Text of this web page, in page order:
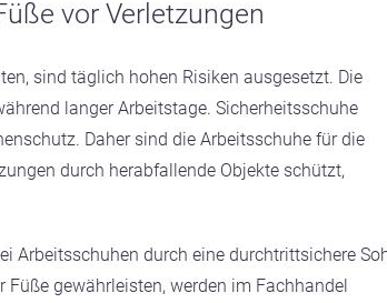
vor Verletzungen
sind täglich hohen Risiken ausgesetzt. Die
langer Arbeitstage. Sicherheitsschuhe
Daher sind die Arbeitsschuhe für die
durch herabfallende Objekte schützt,
Arbeitsschuhen durch eine durchtrittsichere
gewährleisten, werden im Fachhandel